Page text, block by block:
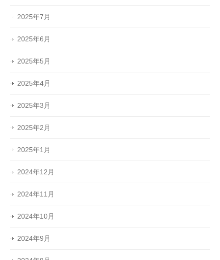
2025年7月
2025年6月
2025年5月
2025年4月
2025年3月
2025年2月
2025年1月
2024年12月
2024年11月
2024年10月
2024年9月